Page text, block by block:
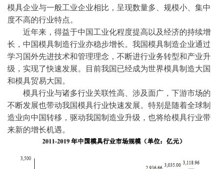
模具企业与一般工业企业相比，呈现数量多、规模小、集中
度不高的行业特点。
近年来，得益于中国工业化程度提高以及经济的持续增
长，中国模具制造行业亦稳步增长。我国模具制造企业通过
学习国外先进技术和管理理念，不断进行业务转型和产业升
级，实现了快速发展。目前我国已经成为世界模具制造大国
和模具贸易大国。
模具行业与诸多行业关联性高、涉及面广，下游市场的
不断发展也带动我国模具行业快速发展。特别是随着全球制
造业向中国转移，驱动我国制造业升级，也将给模具行业带
来新的增长机遇。